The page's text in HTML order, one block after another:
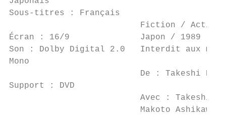
Sous-titres : Français
Fiction /
Écran : 16/9              Japon / 1989
Son : Dolby Digital 2.0   Interdit aux
Mono
De : Takeshi
Support : DVD
Avec : Takeshi
Makoto Ashikawa